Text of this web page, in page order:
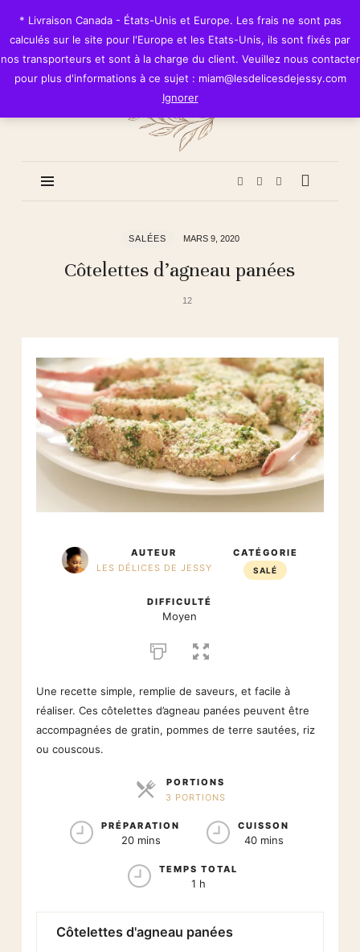
Les
Délices
de
Jessy
SALÉES MARS 9, 2020
Côtelettes d’agneau panées
12
AUTEUR
LES DÉLICES DE JESSY
CATÉGORIE
SALÉ
DIFFICULTÉ
Moyen
Une recette simple, remplie de saveurs, et facile à
réaliser. Ces côtelettes d’agneau panées peuvent être
accompagnées de gratin, pommes de terre sautées, riz
ou couscous.
PORTIONS
3 PORTIONS
PRÉPARATION
20 mins
CUISSON
40 mins
TEMPS TOTAL
1 h
Côtelettes d'agneau panées
* Livraison Canada - États-Unis et Europe. Les frais ne sont pas
calculés sur le site pour l'Europe et les Etats-Unis, ils sont fixés par
nos transporteurs et sont à la charge du client. Veuillez nous contacter
pour plus d'informations à ce sujet : miam@lesdelicesdejessy.com
Ignorer